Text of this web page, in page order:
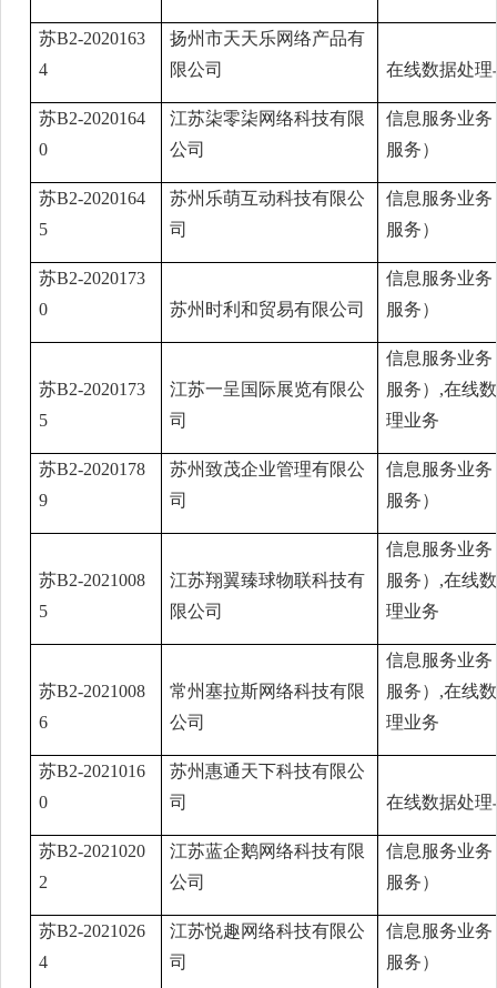
苏B2-2020163
4
扬州市天天乐网络产品有
限公司
在线数据处
苏B2-2020164
0
江苏柒零柒网络科技有限
公司
信息服务业
服务）
苏B2-2020164
5
苏州乐萌互动科技有限公
司
信息服务业
服务）
苏B2-2020173
0
苏州时利和贸易有限公司
信息服务业
服务）
苏B2-2020173
5
江苏一呈国际展览有限公
司
信息服务业
服务）,在线
理业务
苏B2-2020178
9
苏州致茂企业管理有限公
司
信息服务业
服务）
苏B2-2021008
5
江苏翔翼臻球物联科技有
限公司
信息服务业
服务）,在线
理业务
苏B2-2021008
6
常州塞拉斯网络科技有限
公司
信息服务业
服务）,在线
理业务
苏B2-2021016
0
苏州惠通天下科技有限公
司
在线数据处
苏B2-2021020
2
江苏蓝企鹅网络科技有限
公司
信息服务业
服务）
苏B2-2021026
4
江苏悦趣网络科技有限公
司
信息服务业
服务）